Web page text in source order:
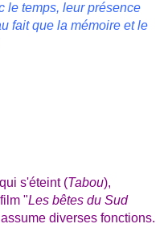
le temps, leur présence
fait que la mémoire et le
s'éteint (Tabou),
"Les bêtes du Sud
diverses fonctions.